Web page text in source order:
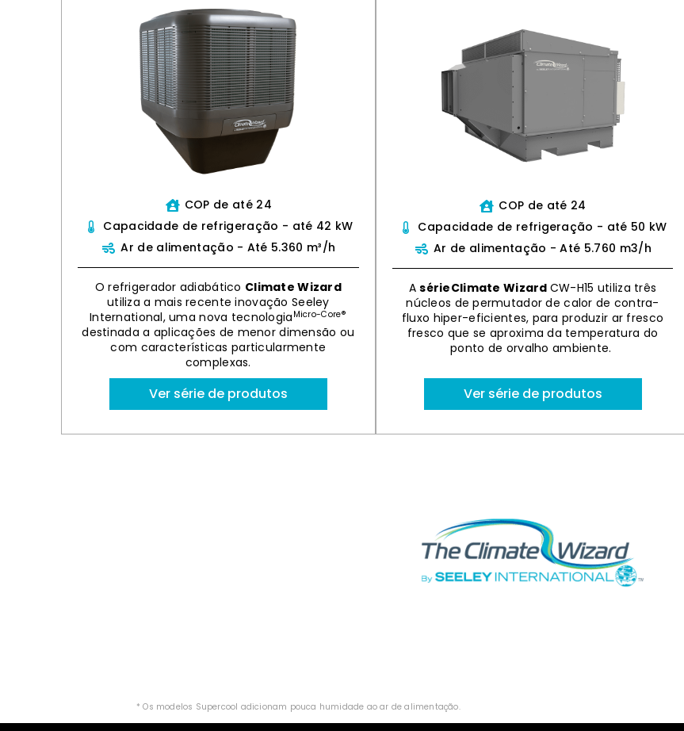
COP de até 24
Capacidade de refrigeração - até 42 kW
Ar de alimentação - Até 5.360 m³/h
O refrigerador adiabático Climate Wizard
utiliza a mais recente inovação Seeley
International, uma nova tecnologia Micro-Core®
destinada a aplicações de menor dimensão ou
com características particularmente
complexas.
Ver série de produtos
COP de até 24
Capacidade de refrigeração - até 50 kW
Ar de alimentação - Até 5.760 m3/h
AsérieClimate Wizard CW-H15 utiliza três
núcleos de permutador de calor de contra-
fluxo hiper-eficientes, para produzir ar fresco
fresco que se aproxima da temperatura do
ponto de orvalho ambiente.
Ver série de produtos
* Os modelos Supercool adicionam pouca humidade ao ar de alimentação.